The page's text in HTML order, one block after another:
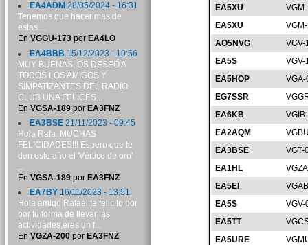
EA5XU
EA5XU
AO5NVG
VGV-
EA5S
VGV-
EA5HOP
EG7SSR
EA6KB
EA2AQM
EA3BSE
VGT-
EA1HL
EA5EI
EA5S
VGV-
EA5TT
EA5URE
EA4ADM 28/05/2024 - 16:31
Tenemos que hacer mas de
estas....
En VGGU-173por EA4LO
EA4BBB 15/12/2023 - 10:56
MUY BUENAS. OS DESEO A
TODOS LOS AMIGOS Y
SIMPATIZANTES DEL RADIO
CLUB UNA FELICES...
En VGSA-189por EA3FNZ
EA3BSE21/11/2023 - 09:45
Hola Rafa. MUCHAS
FELICIDADES!!! Espero que te
den este año el 'Vértice de oro'
...
En VGSA-189por EA3FNZ
EA7BY16/11/2023 - 13:51
Hola amigo Rafael:te felicito por
por tu forma de llevar las
actividades,eres un f...
En VGZA-200por EA3FNZ